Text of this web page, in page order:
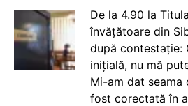
De la 4.90 la
învățătoare din
după contestație:
inițială, nu mă
Mi-am dat seama
fost corectată în